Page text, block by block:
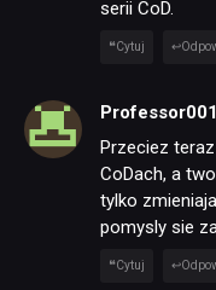
serii CoD.
Cytuj
Przeciez
CoDach, a
tylko
pomysly sie
Cytuj